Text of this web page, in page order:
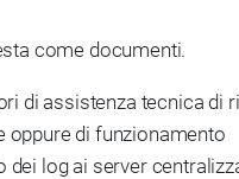
come documenti.
di assistenza tecnica di
oppure di funzionamento
dei log ai server